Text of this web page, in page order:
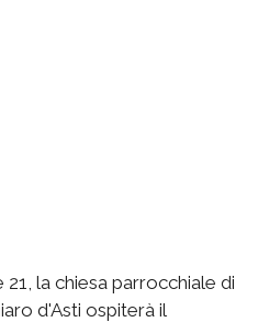
la chiesa parrocchiale di
d'Asti ospiterà il